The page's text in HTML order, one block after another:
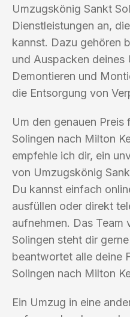
Umzugskönig Sankt
Dienstleistungen an,
kannst. Dazu gehören
und Auspacken deines
Demontieren und
die Entsorgung von
Um den genauen
Solingen nach Milton
empfehle ich dir, ein
von Umzugskönig
Du kannst einfach
ausfüllen oder direkt
aufnehmen. Das
Solingen steht dir
beantwortet alle deine
Solingen nach Milton
Ein Umzug in eine